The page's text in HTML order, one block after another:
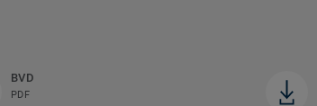
BVD
PDF